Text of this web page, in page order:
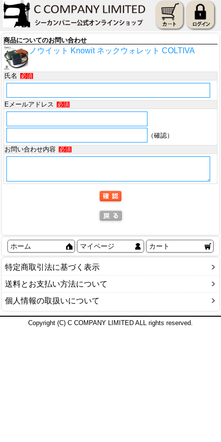
商品についてのお問い合わせ
ノウイット Knowit ネックウォレット COLTIVA
氏名 必須
Eメールアドレス 必須
（確認）
お問い合わせ内容
必須
ホーム マイページ カート
特定商取引法に基づく表示
送料とお支払い方法について
個人情報の取扱いについて
Copyright (C) C COMPANY LIMITED ALL rights reserved.